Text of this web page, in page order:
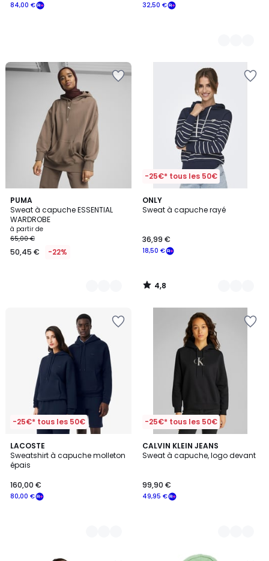
84,00 € 32,50 €
PUMA
Sweat à capuche ESSENTIAL
WARDROBE
à partir de
65,00 €
50,45 € -22%
2
Couleurs
-25€* tous les 50€
ONLY
Sweat à capuche rayé
18,50 €
36,99 €
4,8
/ 5
2
Couleurs
4,8
/
-25€* tous les 50€
LACOSTE
Sweatshirt à capuche molleton
épais
80,00 €
160,00 €
3
Couleurs
-25€* tous les 50€
CALVIN KLEIN JEANS
Sweat à capuche, logo devant
49,95 €
99,90 €
2
Couleurs